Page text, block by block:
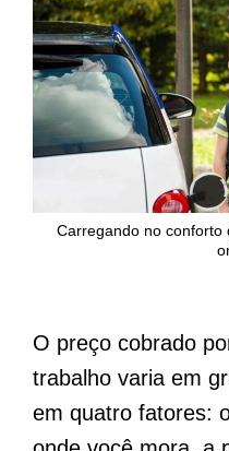
Carregando no conforto
O preço cobrado
trabalho varia em
em quatro fatores: